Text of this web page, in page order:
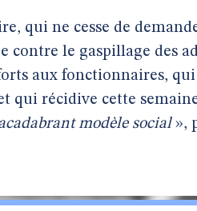
qui ne cesse de
contre le gaspillage des
aux fonctionnaires,
qui récidive cette
modèle social»,